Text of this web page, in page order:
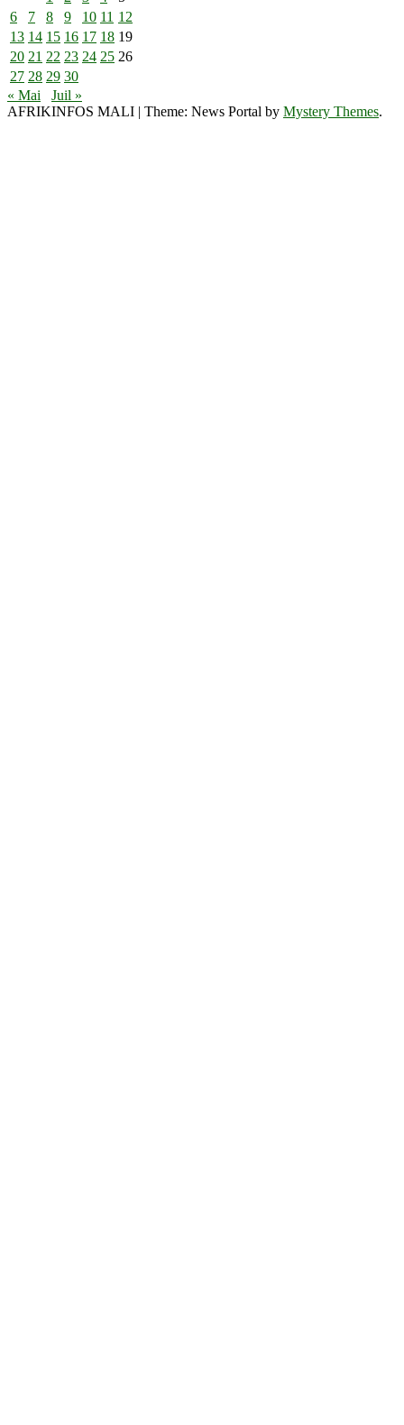
6
7 8 9 10 11 12
13 14 15 16 17 18 19
20 21 22 23 24 25 26
27 28 29 30
« Mai
Juil »
AFRIKINFOS MALI | Theme: News Portal by Mystery Themes.